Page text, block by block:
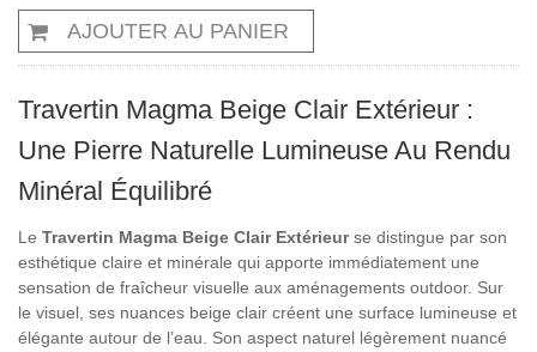
AJOUTER AU PANIER
Travertin Magma Beige Clair Extérieur :
Une Pierre Naturelle Lumineuse Au Rendu
Minéral Équilibré
Le Travertin Magma Beige Clair Extérieurse distingue par son
esthétique claire et minérale qui apporte immédiatement une
sensation de fraîcheur visuelle aux aménagements outdoor. Sur
le visuel, ses nuances beige clair créent une surface lumineuse et
élégante autour de l’eau. Son aspect naturel légèrement nuancé